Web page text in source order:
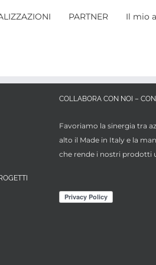
PARTNER Il mio
COLLABORA CON NOI –
Favoriamo la sinergia tra
alto il Made in Italy e la
che rende i nostri prodotti